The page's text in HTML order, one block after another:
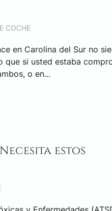
COCHE
en Carolina del Sur no
que si usted estaba
o en...
estos